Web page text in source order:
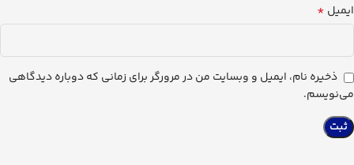
ایمیل *
ذخیره نام، ایمیل و وبسایت من در مرورگر برای زمانی که دوباره دیدگاهی
می‌نویسم.